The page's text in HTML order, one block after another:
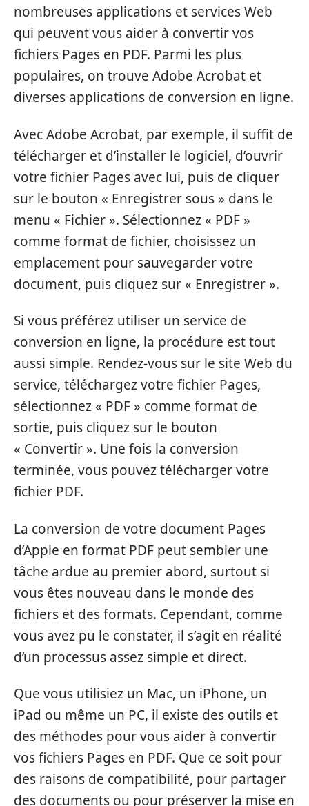
nombreuses applications et services Web
qui peuvent vous aider à convertir vos
fichiers Pages en PDF. Parmi les plus
populaires, on trouve Adobe Acrobat et
diverses applications de conversion en ligne.
Avec Adobe Acrobat, par exemple, il suffit de
télécharger et d’installer le logiciel, d’ouvrir
votre fichier Pages avec lui, puis de cliquer
sur le bouton « Enregistrer sous » dans le
menu « Fichier ». Sélectionnez « PDF »
comme format de fichier, choisissez un
emplacement pour sauvegarder votre
document, puis cliquez sur « Enregistrer ».
Si vous préférez utiliser un service de
conversion en ligne, la procédure est tout
aussi simple. Rendez-vous sur le site Web du
service, téléchargez votre fichier Pages,
sélectionnez « PDF » comme format de
sortie, puis cliquez sur le bouton
« Convertir ». Une fois la conversion
terminée, vous pouvez télécharger votre
fichier PDF.
La conversion de votre document Pages
d’Apple en format PDF peut sembler une
tâche ardue au premier abord, surtout si
vous êtes nouveau dans le monde des
fichiers et des formats. Cependant, comme
vous avez pu le constater, il s’agit en réalité
d’un processus assez simple et direct.
Que vous utilisiez un Mac, un iPhone, un
iPad ou même un PC, il existe des outils et
des méthodes pour vous aider à convertir
vos fichiers Pages en PDF. Que ce soit pour
des raisons de compatibilité, pour partager
des documents ou pour préserver la mise en